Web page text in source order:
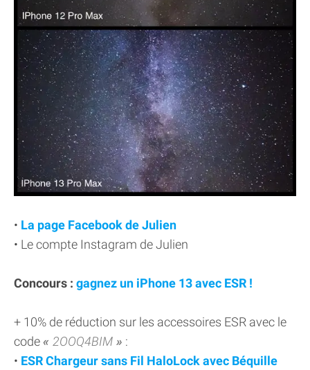
• La page Facebook de Julien
• Le compte Instagram de Julien
Concours : gagnez un iPhone 13 avec ESR !
+ 10% de réduction sur les accessoires ESR avec le
code
2OOQ4BIM
:
• ESR Chargeur sans Fil HaloLock avec Béquille